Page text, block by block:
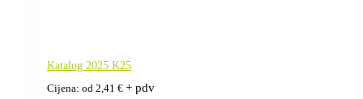
Katalog 2025 K25
Cijena: od 2,41 € + pdv